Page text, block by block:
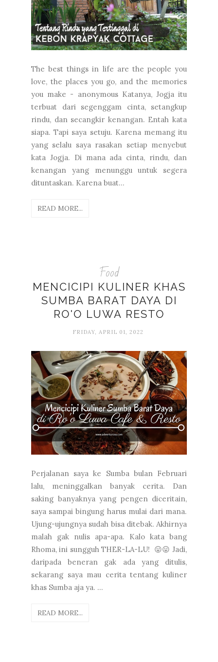
The best things in life are the people you
love, the places you go, and the memories
you make - anonymous Katanya, Jogja itu
terbuat dari segenggam cinta, setangkup
rindu, dan secangkir kenangan. Entah kata
siapa. Tapi saya setuju. Karena memang itu
yang selalu saya rasakan setiap menyebut
kata Jogja. Di mana ada cinta, rindu, dan
kenangan yang menunggu untuk segera
dituntaskan. Karena buat...
READ MORE...
Food
MENCICIPI KULINER KHAS
SUMBA BARAT DAYA DI
RO'O LUWA RESTO
FRIDAY, APRIL 01, 2022
Perjalanan saya ke Sumba bulan Februari
lalu, meninggalkan banyak cerita. Dan
saking banyaknya yang pengen diceritain,
saya sampai bingung harus mulai dari mana.
Ujung-ujungnya sudah bisa ditebak. Akhirnya
malah gak nulis apa-apa. Kalo kata bang
Rhoma, ini sungguh THER-LA-LU! 😛😛 Jadi,
daripada beneran gak ada yang ditulis,
sekarang saya mau cerita tentang kuliner
khas Sumba aja ya. ...
READ MORE...